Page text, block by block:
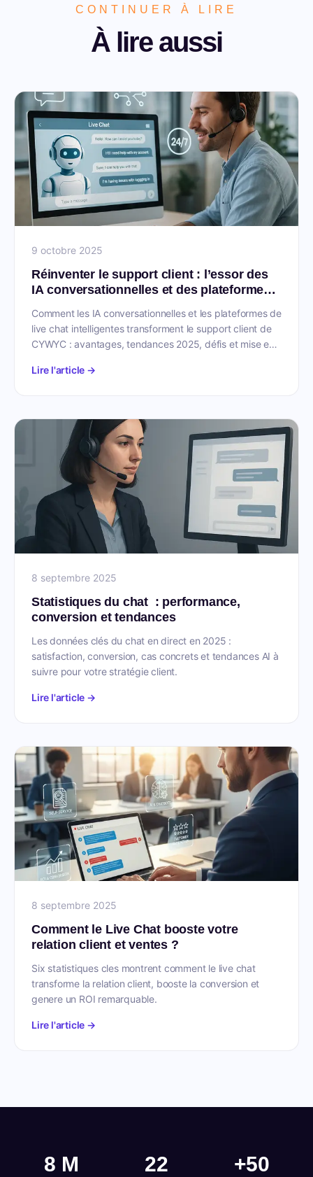
CONTINUER À LIRE
À lire aussi
9 octobre 2025
Réinventer le support client : l’essor des
IA conversationnelles et des plateformes
Comment les IA conversationnelles et les plateformes de
live chat intelligentes transforment le support client de
CYWYC : avantages, tendances 2025, défis et mise en
Lire l'article →
8 septembre 2025
Statistiques du chat : performance,
conversion et tendances
Les données clés du chat en direct en 2025 :
satisfaction, conversion, cas concrets et tendances AI à
suivre pour votre stratégie client.
Lire l'article →
8 septembre 2025
Comment le Live Chat booste votre
relation client et ventes ?
Six statistiques cles montrent comment le live chat
transforme la relation client, booste la conversion et
genere un ROI remarquable.
Lire l'article →
8 M
22
+50